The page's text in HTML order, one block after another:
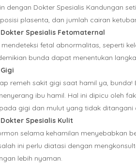
dengan Dokter Spesialis Kandungan
plasenta, dan jumlah cairan
Spesialis Fetomaternal
mendeteksi fetal abnormalitas, seperti
bunda dapat menentukan
remeh sakit gigi saat hamil ya,
ibu hamil. Hal ini dipicu oleh
gigi dan mulut yang tidak
Spesialis Kulit
selama kehamilan menyebabkan
ini perlu diatasi dengan
lebih nyaman.